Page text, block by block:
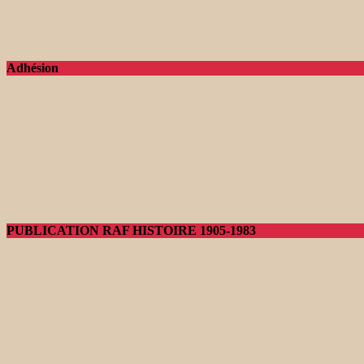
Adhésion
PUBLICATION RAF HISTOIRE 1905-1983